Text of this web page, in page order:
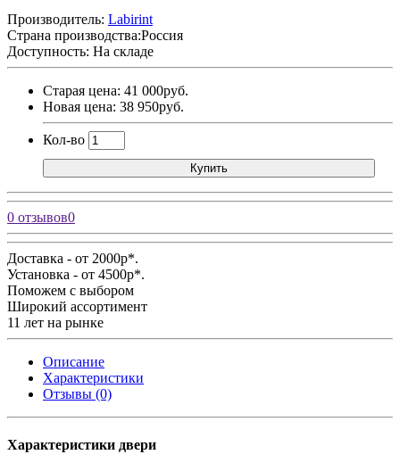
Производитель: Labirint
Страна производства:Россия
Доступность: На складе
Старая цена: 41 000руб.
Новая цена: 38 950руб.
Кол-во
Купить
0 отзывов0
Доставка - от 2000р*.
Установка - от 4500р*.
Поможем с выбором
Широкий ассортимент
11 лет на рынке
Описание
Характеристики
Отзывы (0)
Характеристики двери